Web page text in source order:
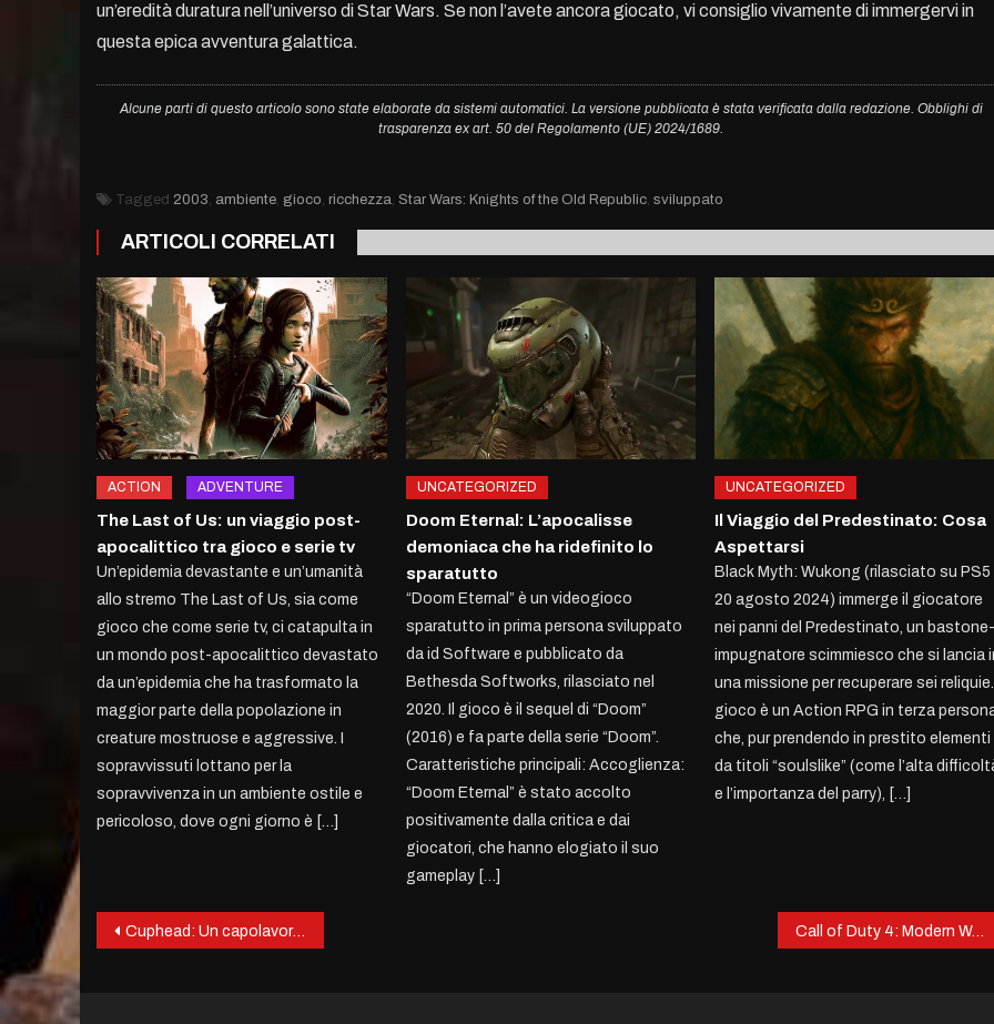
un’eredità duratura nell’universo di Star Wars. Se non l’avete ancora giocato, vi consiglio vivamente di immergervi in
questa epica avventura galattica.
Alcune parti di questo articolo sono state elaborate da sistemi automatici. La versione pubblicata è stata verificata dalla redazione. Obblighi di
trasparenza ex art. 50 del Regolamento (UE) 2024/1689.
Tagged 2003, ambiente, gioco, ricchezza, Star Wars: Knights of the Old Republic, sviluppato
ARTICOLI CORRELATI
ACTION ADVENTURE
The Last of Us: un viaggio post-
apocalittico tra gioco e serie tv
Un’epidemia devastante e un’umanità
allo stremo The Last of Us, sia come
gioco che come serie tv, ci catapulta in
un mondo post-apocalittico devastato
da un’epidemia che ha trasformato la
maggior parte della popolazione in
creature mostruose e aggressive. I
sopravvissuti lottano per la
sopravvivenza in un ambiente ostile e
pericoloso, dove ogni giorno è […]
UNCATEGORIZED
Doom Eternal: L’apocalisse
demoniaca che ha ridefinito lo
sparatutto
“Doom Eternal” è un videogioco
sparatutto in prima persona sviluppato
da id Software e pubblicato da
Bethesda Softworks, rilasciato nel
2020. Il gioco è il sequel di “Doom”
(2016) e fa parte della serie “Doom”.
Caratteristiche principali: Accoglienza:
“Doom Eternal” è stato accolto
positivamente dalla critica e dai
giocatori, che hanno elogiato il suo
gameplay […]
UNCATEGORIZED
Il Viaggio del Predestinato: Cosa
Aspettarsi
Black Myth: Wukong (rilasciato su PS5
20 agosto 2024) immerge il giocatore
nei panni del Predestinato, un
impugnatore scimmiesco che si lancia
una missione per recuperare sei
gioco è un Action RPG in terza
che, pur prendendo in prestito elementi
da titoli “soulslike” (come l’alta
e l’importanza del parry), […]
Post
Cuphead: Un capolavoro ispirato ai cartoni animati degli anni ’30 Call of Duty 4: Modern Warfare